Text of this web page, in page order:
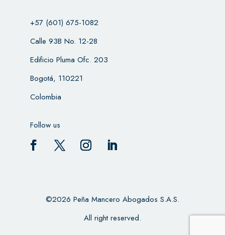
+57 (601) 675-1082
Calle 93B No. 12-28
Edificio Pluma Ofc. 203
Bogotá, 110221
Colombia
Follow us
©2026 Peña Mancero Abogados S.A.S.
All right reserved.